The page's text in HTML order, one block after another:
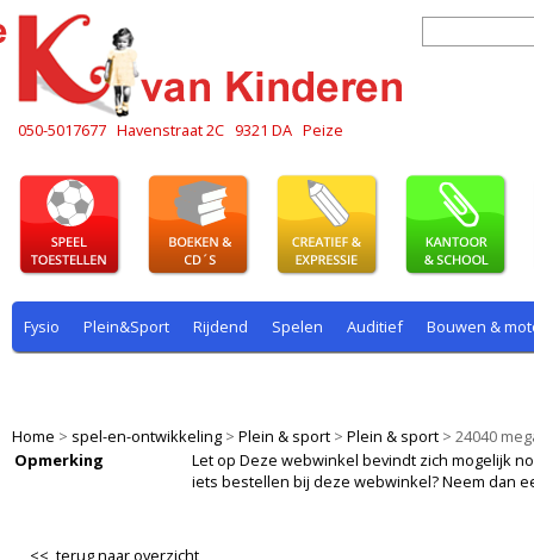
050-5017677 Havenstraat 2C 9321 DA Peize
Fysio Plein&Sport Rijdend Spelen Auditief Bouwen &
Home > spel-en-ontwikkeling > Plein & sport > Plein & sport > 24040
Opmerking
Let op Deze webwinkel bevindt zich mogelijk
iets bestellen bij deze webwinkel? Neem dan
<< terug naar overzicht